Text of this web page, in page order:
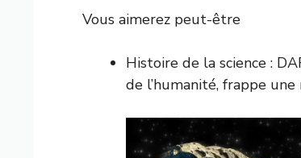
Vous aimerez peut-être
Histoire de la science :
de l’humanité, frappe